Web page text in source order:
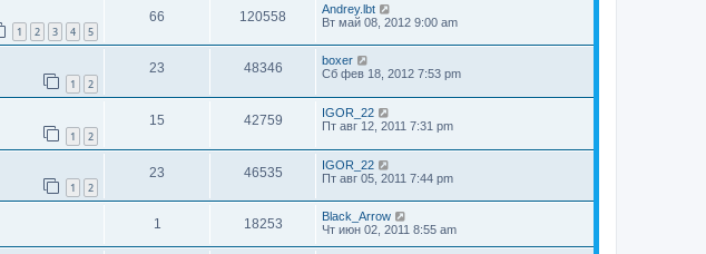
1 2 3 4 5
66 120558
Andrey.lbt
Вт май 08, 2012 9:00 am
1 2
23 48346
boxer
Сб фев 18, 2012 7:53 pm
1 2
15 42759
IGOR_22
Пт авг 12, 2011 7:31 pm
1 2
23 46535
IGOR_22
Пт авг 05, 2011 7:44 pm
1 18253
Black_Arrow
Чт июн 02, 2011 8:55 am